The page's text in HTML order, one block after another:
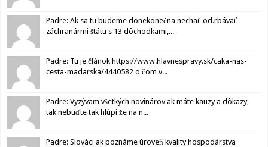
Padre: Ak sa tu budeme donekonečna nechať od.rbávať
záchranármi štátu s 13 dôchodkami,...
Padre: Tu je článok https://www.hlavnespravy.sk/caka-nas-
cesta-madarska/4440582 o čom v...
Padre: Vyzývam všetkých novinárov ak máte kauzy a dôkazy,
tak nebuďte tak hlúpi že na n...
Padre: Slováci ak poznáme úroveň kvality hospodárstva